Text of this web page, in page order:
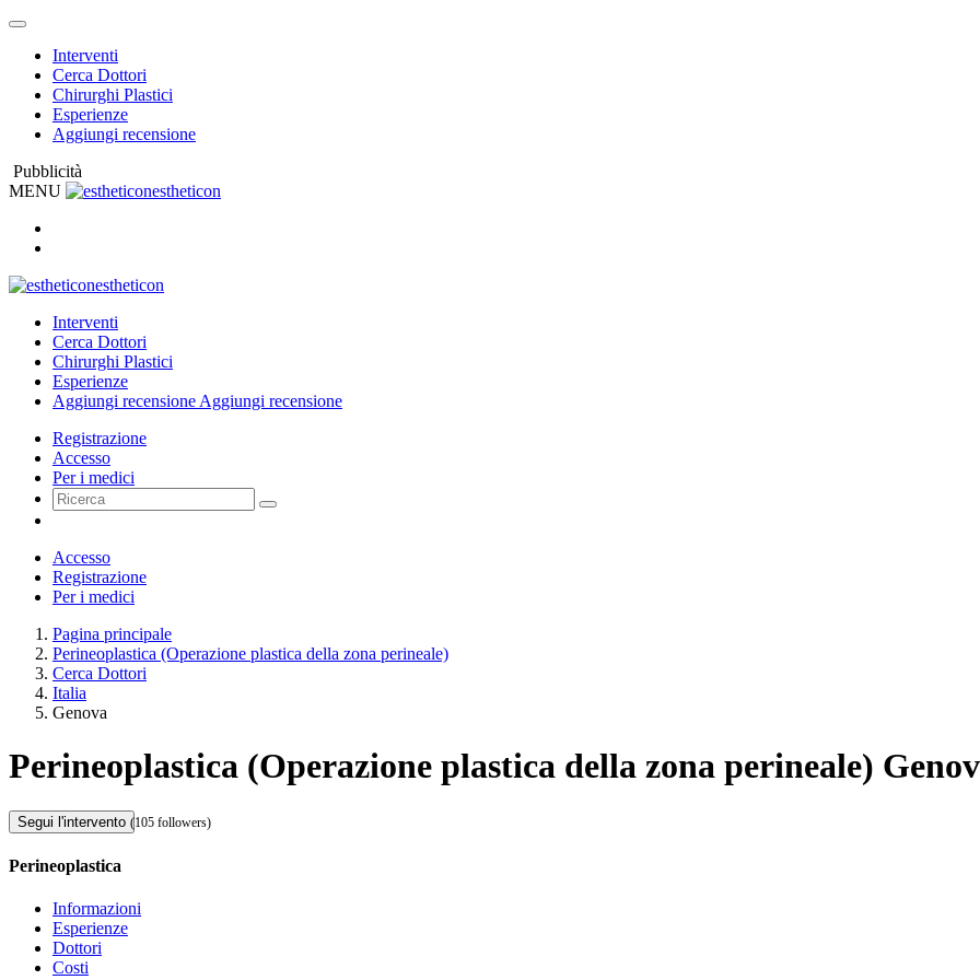
Interventi
Cerca Dottori
Chirurghi Plastici
Esperienze
Aggiungi recensione
Pubblicità
MENU
estheticon
estheticon
Interventi
Cerca Dottori
Chirurghi Plastici
Esperienze
Aggiungi recensione Aggiungi recensione
Registrazione
Accesso
Per i medici
Accesso
Registrazione
Per i medici
Pagina principale
Perineoplastica (Operazione plastica della zona perineale)
Cerca Dottori
Italia
Genova
Perineoplastica (Operazione plastica della zona perineale)
Segui l'intervento (105 followers)
Perineoplastica
Informazioni
Esperienze
Dottori
Costi